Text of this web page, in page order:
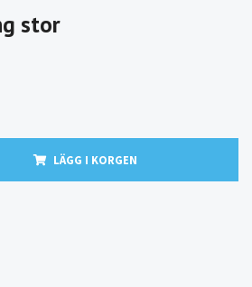
stor
LÄGG I KORGEN